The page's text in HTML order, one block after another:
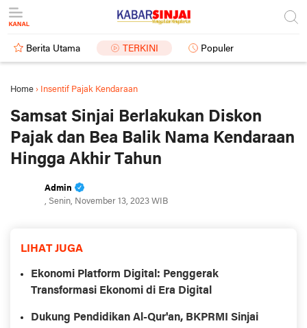
Berita Utama TERKINI Populer
Home › Insentif Pajak Kendaraan
Samsat Sinjai Berlakukan Diskon
Pajak dan Bea Balik Nama Kendaraan
Hingga Akhir Tahun
Admin
, Senin, November 13, 2023 WIB
LIHAT JUGA
Ekonomi Platform Digital: Penggerak
Transformasi Ekonomi di Era Digital
Dukung Pendidikan Al-Qur'an, BKPRMI Sinjai